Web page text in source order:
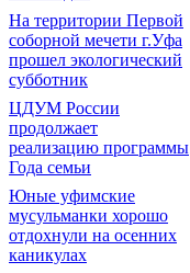
На территории Первой
соборной мечети г.Уфа
прошел экологический
субботник
ЦДУМ России
продолжает
реализацию программы
Года семьи
Юные уфимские
мусульманки хорошо
отдохнули на осенних
каникулах